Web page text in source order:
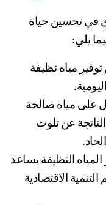
تلعب مشروعات سقيا الماء دور حيوي في تحسين حياة
توفير مصدر دائم للمياه: يضمن توفير مياه نظيفة
تقليل الأمراض: يساهم الحصول على مياه صالحة
للشرب في الحد من الأمراض الناتجة عن تلوث
تحسين مستوى المعيشة: توفر المياه النظيفة يساعد
في تحسين جودة الحياة، ويدعم التنمية الاقتصادية